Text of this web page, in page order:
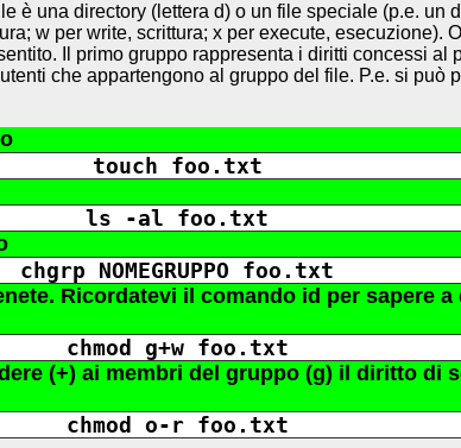
è una directory (lettera d) o un file speciale (p.e.
w per write, scrittura; x per execute, esecuzione).
Il primo gruppo rappresenta i diritti concessi al
che appartengono al gruppo del file. P.e. si può
touch foo.txt
ls -al foo.txt
chgrp NOMEGRUPPO foo.txt
Ricordatevi il comando id per sapere
chmod g+w foo.txt
(+) ai membri del gruppo (g) il diritto di
chmod o-r foo.txt